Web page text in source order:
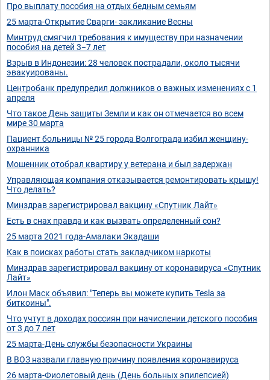
Про выплату пособия на отдых бедным семьям
25 марта-Открытие Сварги- закликание Весны
Минтруд смягчил требования к имуществу при назначении
пособия на детей 3−7 лет
Взрыв в Индонезии: 28 человек пострадали, около тысячи
эвакуированы.
Центробанк предупредил должников о важных изменениях с 1
апреля
Что такое День защиты Земли и как он отмечается во всем
мире 30 марта
Пациент больницы № 25 города Волгограда избил женщину-
охранника
Мошенник отобрал квартиру у ветерана и был задержан
Управляющая компания отказывается ремонтировать крышу!
Что делать?
Минздрав зарегистрировал вакцину «Спутник Лайт»
Есть в снах правда и как вызвать определенный сон?
25 марта 2021 года-Амалаки Экадаши
Как в поисках работы стать закладчиком наркоты
Минздрав зарегистрировал вакцину от коронавируса «Спутник
Лайт»
Илон Маск объявил: "Теперь вы можете купить Tesla за
биткоины".
Что учтут в доходах россиян при начислении детского пособия
от 3 до 7 лет
25 марта-День службы безопасности Украины
В ВОЗ назвали главную причину появления коронавируса
26 марта-Фиолетовый день (День больных эпилепсией)